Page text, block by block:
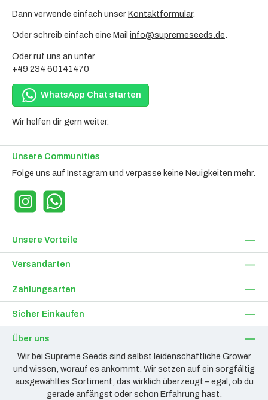
Dann verwende einfach unserKontaktformular.
Oder schreib einfach eine Mail info@supremeseeds.de.
Oder ruf uns an unter
+49 234 60141470
WhatsApp Chat starten
Wir helfen dir gern weiter.
Unsere Communities
Folge uns auf Instagram und verpasse keine Neuigkeiten mehr.
InstagramWhatsApp
Unsere Vorteile
Versandarten
Zahlungsarten
Sicher Einkaufen
Über uns
Wir bei Supreme Seeds sind selbst leidenschaftliche Grower
und wissen, worauf es ankommt. Wir setzen auf ein sorgfältig
ausgewähltes Sortiment, das wirklich überzeugt – egal, ob du
gerade anfängst oder schon Erfahrung hast.